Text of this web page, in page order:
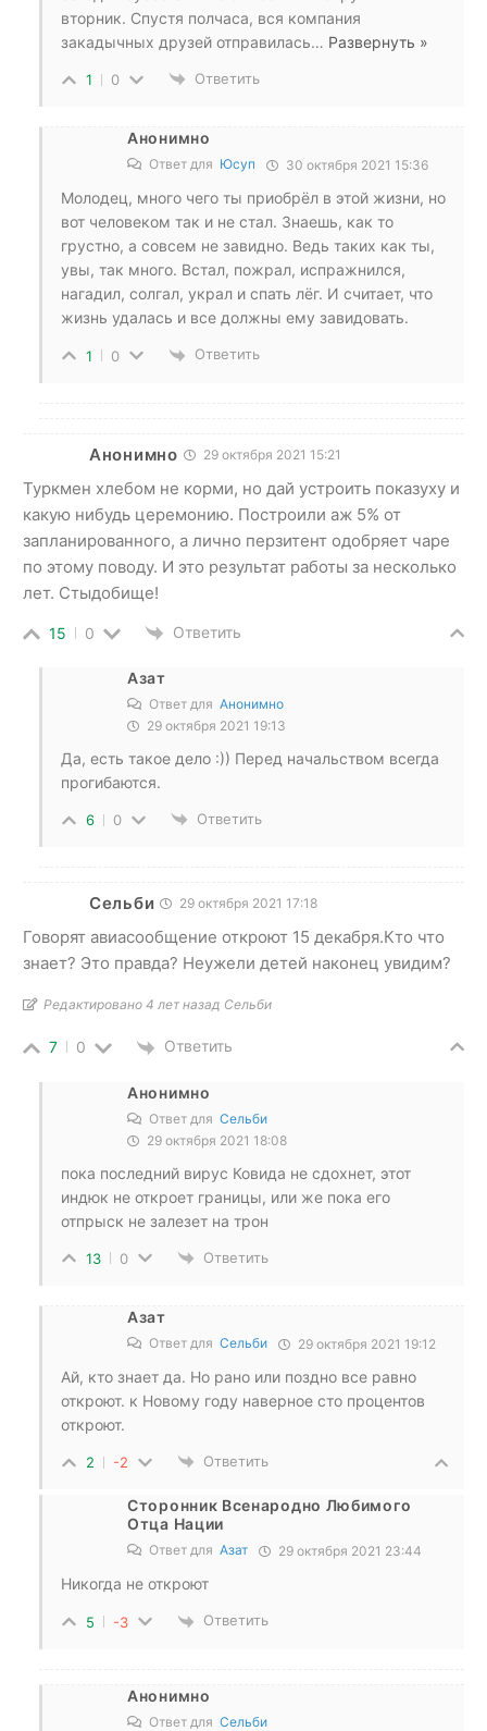
вторник. Спустя полчаса, вся компания
закадычных друзей отправилась… Развернуть »
1 0 Ответить
Анонимно
Ответ для Юсуп 30 октября 2021 15:36
Молодец, много чего ты приобрёл в этой жизни, но
вот человеком так и не стал. Знаешь, как то
грустно, а совсем не завидно. Ведь таких как ты,
увы, так много. Встал, пожрал, испражнился,
нагадил, солгал, украл и спать лёг. И считает, что
жизнь удалась и все должны ему завидовать.
1 0 Ответить
Анонимно 29 октября 2021 15:21
Туркмен хлебом не корми, но дай устроить показуху и
какую нибудь церемонию. Построили аж 5% от
запланированного, а лично перзитент одобряет чаре
по этому поводу. И это результат работы за несколько
лет. Стыдобище!
15 0 Ответить
Азат
Ответ для Анонимно
29 октября 2021 19:13
Да, есть такое дело :)) Перед начальством всегда
прогибаются.
6 0 Ответить
Сельби 29 октября 2021 17:18
Говорят авиасообщение откроют 15 декабря.Кто что
знает? Это правда? Неужели детей наконец увидим?
Редактировано 4 лет назад Сельби
7 0 Ответить
Анонимно
Ответ для Сельби
29 октября 2021 18:08
пока последний вирус Ковида не сдохнет, этот
индюк не откроет границы, или же пока его
отпрыск не залезет на трон
13 0 Ответить
Азат
Ответ для Сельби 29 октября 2021 19:12
Ай, кто знает да. Но рано или поздно все равно
откроют. к Новому году наверное сто процентов
откроют.
2 -2 Ответить
Сторонник Всенародно Любимого
Отца Нации
Ответ для Азат 29 октября 2021 23:44
Никогда не откроют
5 -3 Ответить
Анонимно
Ответ для Сельби